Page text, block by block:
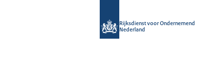
Rijksdienst voor Ondernemend
Nederland